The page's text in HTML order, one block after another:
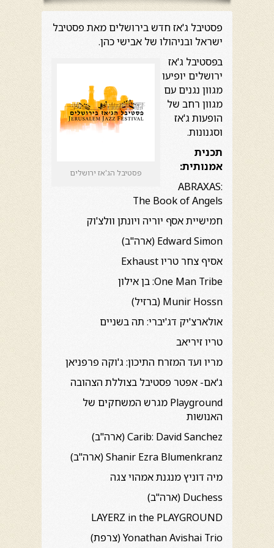
פסטיבל ג'אז חדש בירושלים מאת פסטיבל
ישראל ובניהולו של אבישי כהן.
פסטיבל הג'אז ירושלים
בפסטיבל ג'אז
ירושלים יופיעו
מגוון נגנים עם
מגוון רחב של
הופעות ג'אז
וסגנונות.
תכנית
אמנותית:
ABRAXAS:
The Book of Angels
חמישיית אסף יוריה ויונתן וולצ'וק
Edward Simon (ארה"ב)
אסיף צחר טריו Exhaust
One Man Tribe: בן אילון
Munir Hossn (ברזיל)
אולארצ'יק דג'יברי: תה בשניים
טריו זיריאב
מריו ועד המזרח התיכון: ג'וקה פרפניאן
ג'אם- אפטר פסטיבל בצוללת הצהובה
Playground מגרש המשחקים של
האנושות
Carib: David Sanchez (ארה"ב)
Shanir Ezra Blumenkranz (ארה"ב)
מיה דוניץ מנגנת אמהוי צגה
Duchess (ארה"ב)
LAYERZ in the PLAYGROUND
Yonathan Avishai Trio (צרפת)